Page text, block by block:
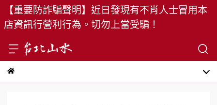
【重要防詐騙聲明】近日發現有不肖人士冒用本
店資訊行營利行為。切勿上當受騙！